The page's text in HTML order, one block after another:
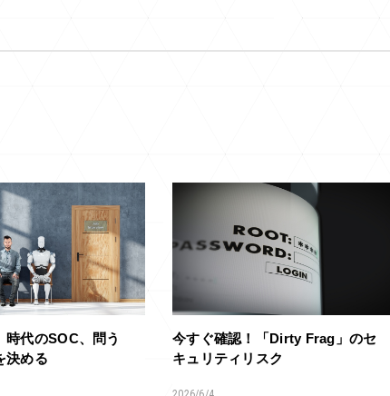
時代のSOC、問う
決める
今すぐ確認！「Dirty Frag」のセ
キュリティリスク